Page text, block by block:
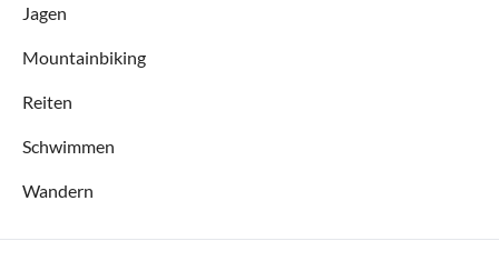
Jagen
Mountainbiking
Reiten
Schwimmen
Wandern